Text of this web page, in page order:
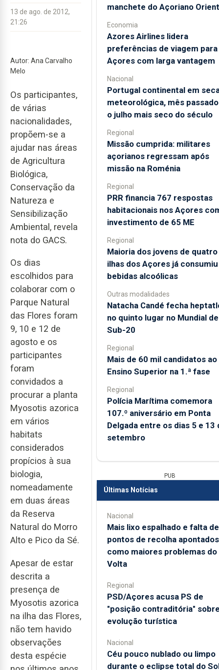
13 de ago. de 2012,
21:26
Autor: Ana Carvalho
Melo
Os participantes,
de várias
nacionalidades,
propõem-se a
ajudar nas áreas
de Agricultura
Biológica,
Conservação da
Natureza e
Sensibilização
Ambiental, revela
nota do GACS.
Os dias
escolhidos para
colaborar com o
Parque Natural
das Flores foram
9, 10 e 12 de
agosto e os
participantes
foram
convidados a
procurar a planta
Myosotis azorica
em vários
habitats
considerados
propícios à sua
biologia,
nomeadamente
em duas áreas
da Reserva
Natural do Morro
Alto e Pico da Sé.
Apesar de estar
descrita a
presença de
Myosotis azorica
na ilha das Flores,
não tem havido
observações
desta espécie
manchete do Açoriano
Economia
Azores Airlines lidera
preferências de viagem para
Açores com larga vantagem
Nacional
Portugal continental em
meteorológica, mês
o julho mais seco do século
Regional
Missão cumprida: militares
açorianos regressam após
missão na Roménia
Regional
PRR financia 767 respostas
habitacionais nos Açores
investimento de 65 ME
Regional
Maioria dos jovens de quatro
ilhas dos Açores já consumiu
bebidas alcoólicas
Outras modalidades
Natacha Candé fecha
no quinto lugar no Mundial de
Sub-20
Regional
Mais de 60 mil candidatos ao
Ensino Superior na 1.ª fase
Regional
Polícia Marítima comemora
107.º aniversário em Ponta
Delgada entre os dias 5 e 13
setembro
PUB
Últimas Notícias
Nacional
Mais lixo espalhado e falta de
pontos de recolha apontados
como maiores problemas do
Volta
Regional
PSD/Açores acusa PS de
"posição contraditória"
evolução turística
Nacional
Céu pouco nublado ou limpo
durante o eclipse total do